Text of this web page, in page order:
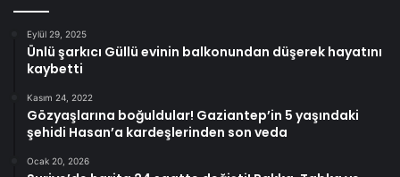
Eylül 29, 2025
Ünlü şarkıcı Güllü evinin balkonundan düşerek hayatını
kaybetti
Kasım 24, 2022
Gözyaşlarına boğuldular! Gaziantep’in 5 yaşındaki
şehidi Hasan’a kardeşlerinden son veda
Ocak 20, 2026